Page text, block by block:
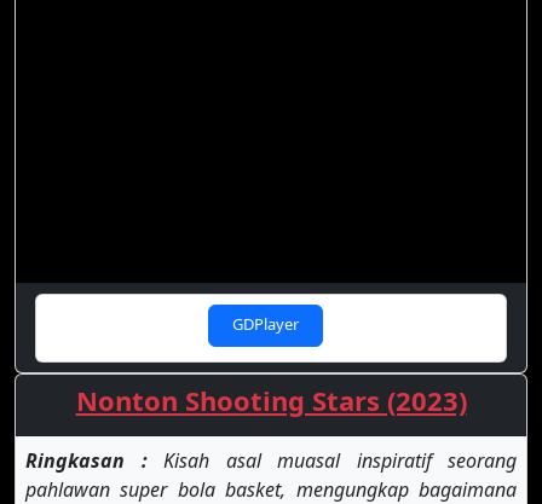
GDPlayer
Nonton Shooting Stars (2023)
Ringkasan :Kisah asal muasal inspiratif seorang
pahlawan super bola basket, mengungkap bagaimana